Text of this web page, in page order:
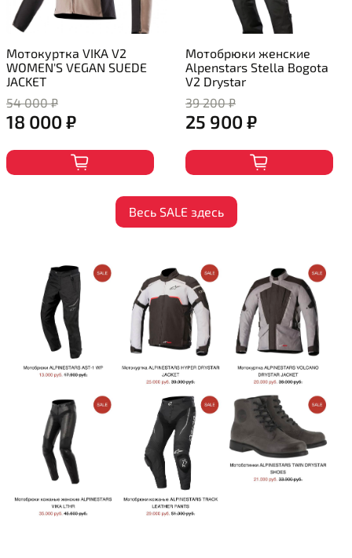
Мотокуртка VIKA V2
WOMEN'S VEGAN SUEDE
JACKET
54 000 ₽
18 000 ₽
Мотобрюки женские
Alpenstars Stella Bogota
V2 Drystar
39 200 ₽
25 900 ₽
Весь SALE здесь